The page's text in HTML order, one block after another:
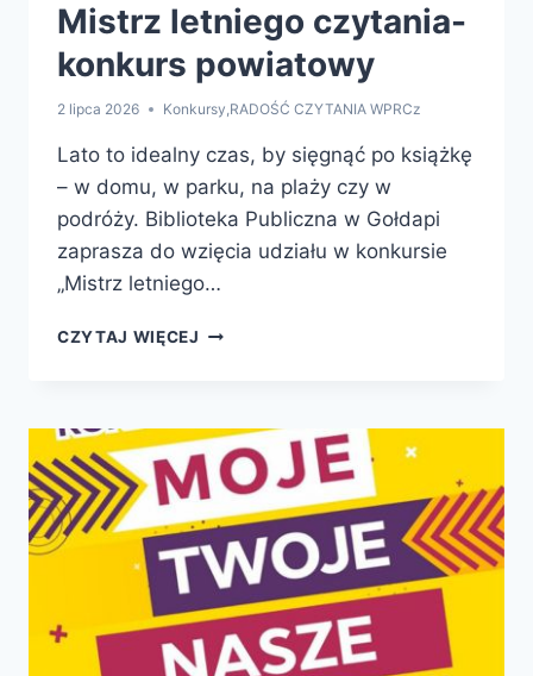
Mistrz letniego czytania-
konkurs powiatowy
2 lipca 2026 Konkursy,RADOŚĆ CZYTANIA WPRCz
Lato to idealny czas, by sięgnąć po książkę
– w domu, w parku, na plaży czy w
podróży. Biblioteka Publiczna w Gołdapi
zaprasza do wzięcia udziału w konkursie
„Mistrz letniego…
CZYTAJ WIĘCEJ MISTRZ
POWIATOWY